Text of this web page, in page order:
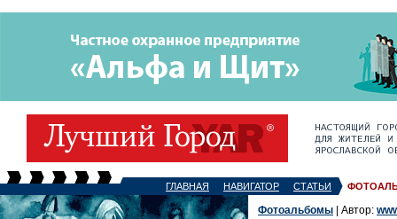
ГЛАВНАЯ НАВИГАТОР СТАТЬИ
Фотоальбомы | Автор: